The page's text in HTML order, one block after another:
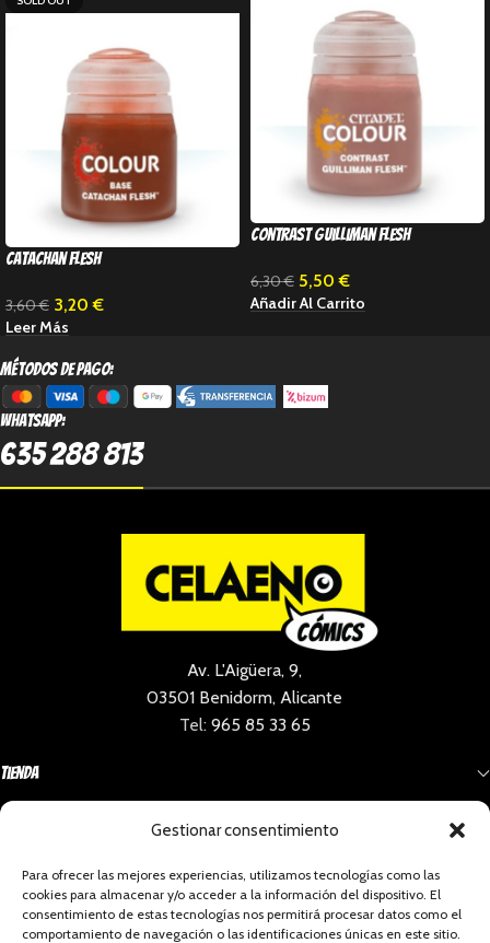
Gestionar consentimiento
Para ofrecer las mejores experiencias, utilizamos tecnologías como las
cookies para almacenar y/o acceder a la información del dispositivo. El
consentimiento de estas tecnologías nos permitirá procesar datos como el
comportamiento de navegación o las identificaciones únicas en este sitio.
Catachan Flesh
3,60€ 3,20€
Leer Más
Contrast Guilliman flesh
6,30€ 5,50€
Añadir Al Carrito
métodos de pago:
Whatsapp:
635 288 813
Av. L'Aigüera, 9,
03501 Benidorm, Alicante
Tel: 965 85 33 65
Tienda
Social